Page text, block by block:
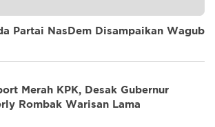
Partai NasDem Disampaikan Wagub
Merah KPK, Desak Gubernur
Rombak Warisan Lama